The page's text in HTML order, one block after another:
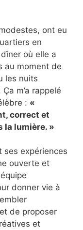
ont eu
en
où elle a
au moment de
les nuits
m’a rappelé
: «
correct et
la lumière. »
ses expériences
ouverte et
donner vie à
de proposer
et